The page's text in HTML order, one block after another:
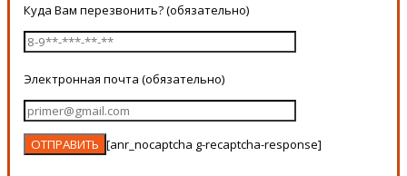
Куда Вам перезвонить? (обязательно)
Электронная почта (обязательно)
[anr_nocaptcha g-recaptcha-response]